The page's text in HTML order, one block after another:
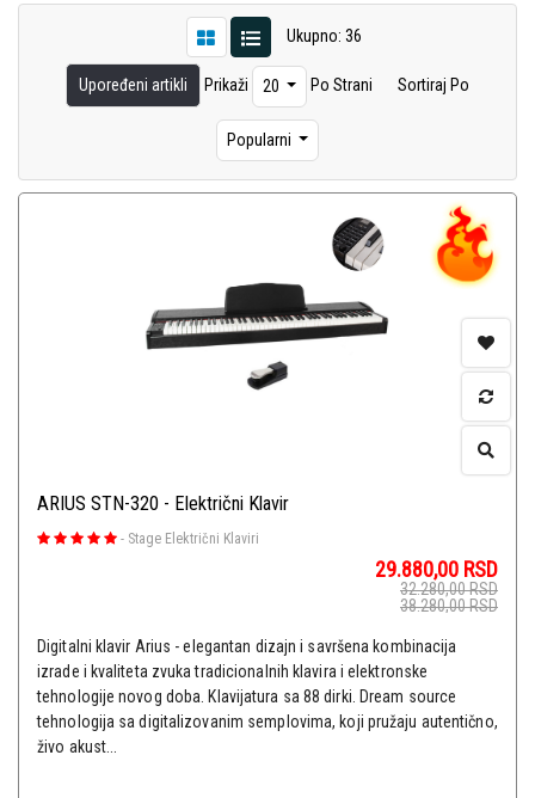
Ukupno: 36
Upoređeni artikli Prikaži 20 Po Strani Sortiraj Po
Popularni
ARIUS STN-320 - Električni Klavir
- Stage Električni Klaviri
29.880,00 RSD
32.280,00RSD
38.280,00RSD
Digitalni klavir Arius - elegantan dizajn i savršena kombinacija
izrade i kvaliteta zvuka tradicionalnih klavira i elektronske
tehnologije novog doba. Klavijatura sa 88 dirki. Dream source
tehnologija sa digitalizovanim semplovima, koji pružaju autentično,
živo akust...